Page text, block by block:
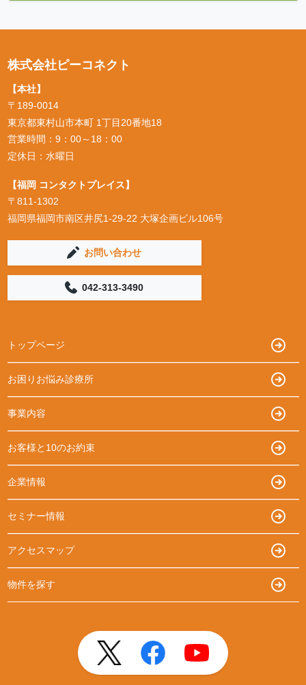
株式会社ピーコネクト
【本社】
〒189-0014
東京都東村山市本町 1丁目20番地18
営業時間：9：00～18：00
定休日：水曜日
【福岡 コンタクトプレイス】
〒811-1302
福岡県福岡市南区井尻1-29-22 大塚企画ビル106号
お問い合わせ
042-313-3490
トップページ
お困りお悩み診療所
事業内容
お客様と10のお約束
企業情報
セミナー情報
アクセスマップ
物件を探す